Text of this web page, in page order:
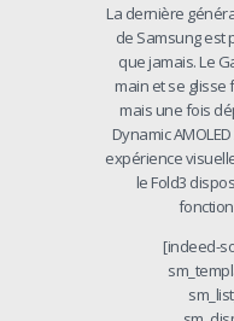
La dernière
de Samsung est
que jamais. Le
main et se glisse
mais une fois
Dynamic
expérience
le Fold3
[indeed-